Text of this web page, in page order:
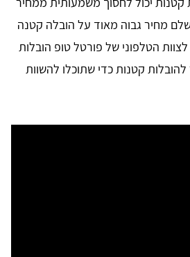
מחיר גבוה מאוד על הובלה קטנה
הטלפוני של פורטל טופ הובלות
מחיר להובלות קטנות כדי שתוכלו להשוות